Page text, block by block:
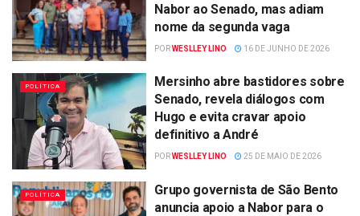
Nabor ao Senado, mas adiam
nome da segunda vaga
PORWESLLEY LINO 16 DE JUNHO DE 2026
POLÍTICA
Mersinho abre bastidores sobre
Senado, revela diálogos com
Hugo e evita cravar apoio
definitivo a André
PORWESLLEY LINO 25 DE MAIO DE 2026
POLÍTICA
Grupo governista de São Bento
anuncia apoio a Nabor para o